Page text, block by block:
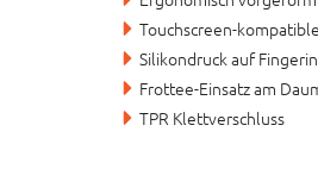
Touchscreen-
Silikondruck auf
Frottee-Einsatz am
TPR Klettverschluss